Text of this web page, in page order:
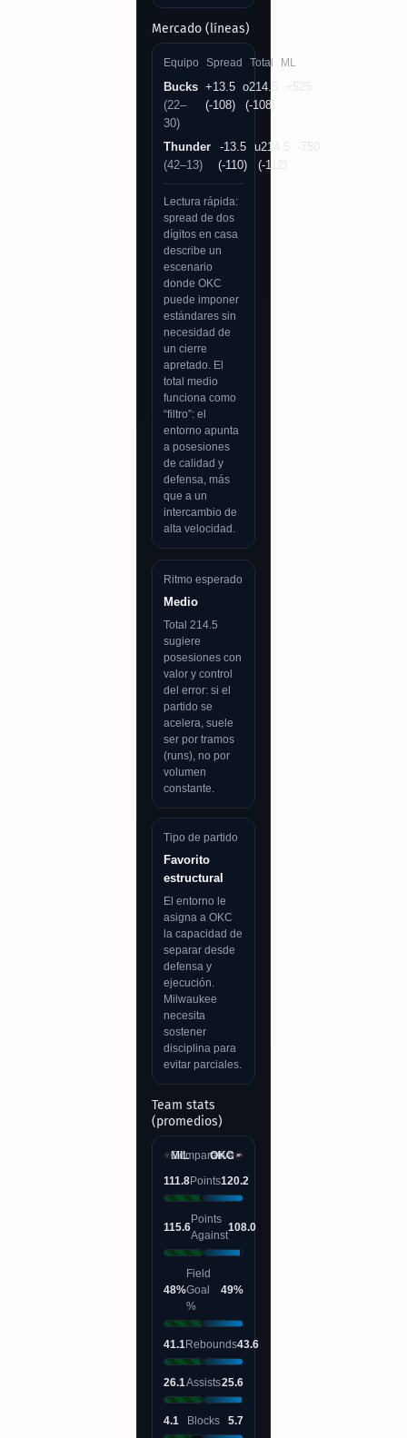
Mercado (líneas)
Equipo Spread Total ML
Bucks
(22–
30)
+13.5
(-108)
o214.5
(-108)
+525
Thunder
(42–13)
-13.5
(-110)
u214.5
(-112)
-750
Lectura rápida:
spread de dos
dígitos en casa
describe un
escenario
donde OKC
puede imponer
estándares sin
necesidad de
un cierre
apretado. El
total medio
funciona como
“filtro”: el
entorno apunta
a posesiones
de calidad y
defensa, más
que a un
intercambio de
alta velocidad.
Ritmo esperado
Medio
Total 214.5
sugiere
posesiones con
valor y control
del error: si el
partido se
acelera, suele
ser por tramos
(runs), no por
volumen
constante.
Tipo de partido
Favorito
estructural
El entorno le
asigna a OKC
la capacidad de
separar desde
defensa y
ejecución.
Milwaukee
necesita
sostener
disciplina para
evitar parciales.
Team stats
(promedios)
MIL
Comparativa
OKC
111.8Points120.2
115.6
Points
Against
108.0
48%
Field
Goal
%
49%
41.1Rebounds43.6
26.1Assists25.6
4.1 Blocks 5.7